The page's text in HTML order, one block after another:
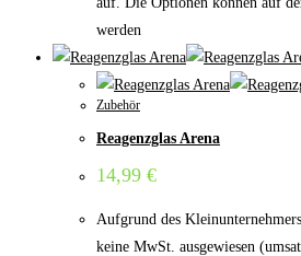
werden
Zubehör
Reagenzglas Arena
14,99 €
Aufgrund des
keine MwSt. ausgewiesen